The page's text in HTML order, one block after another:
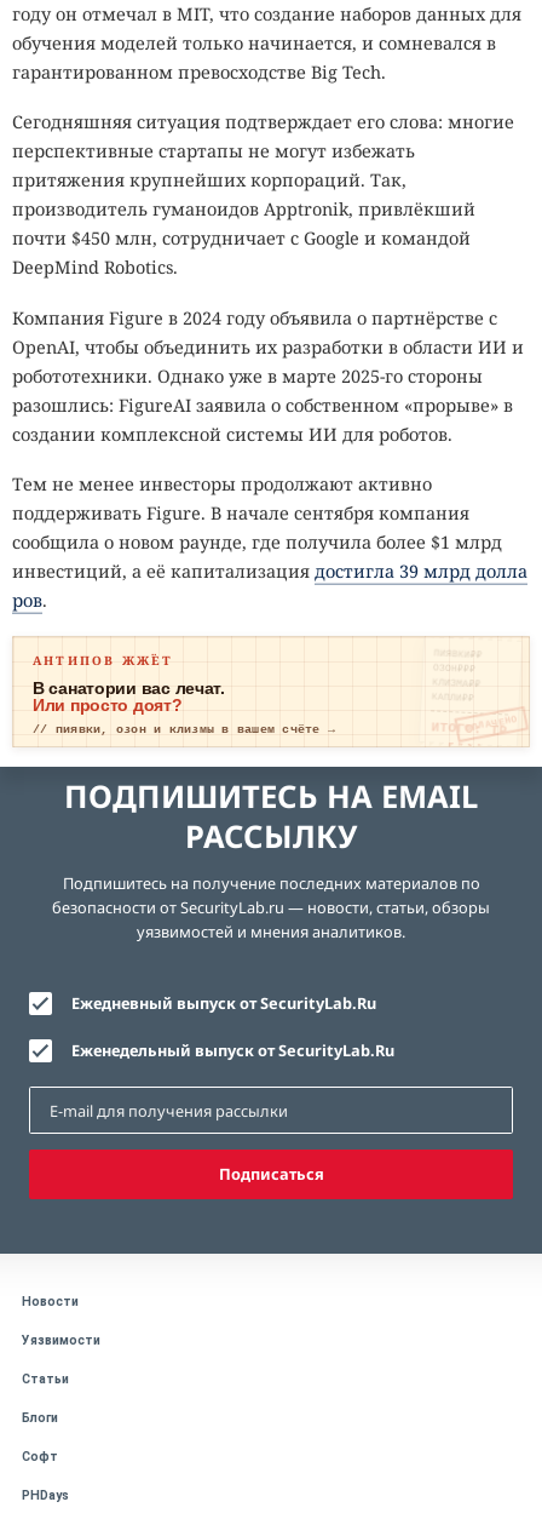
году он отмечал в MIT, что создание наборов данных для
обучения моделей только начинается, и сомневался в
гарантированном превосходстве Big Tech.
Сегодняшняя ситуация подтверждает его слова: многие
перспективные стартапы не могут избежать
притяжения крупнейших корпораций. Так,
производитель гуманоидов Apptronik, привлёкший
почти $450 млн, сотрудничает с Google и командой
DeepMind Robotics.
Компания Figure в 2024 году объявила о партнёрстве с
OpenAI, чтобы объединить их разработки в области ИИ и
робототехники. Однако уже в марте 2025-го стороны
разошлись: FigureAI заявила о собственном «прорыве» в
создании комплексной системы ИИ для роботов.
Тем не менее инвесторы продолжают активно
поддерживать Figure. В начале сентября компания
сообщила о новом раунде, где получила более $1 млрд
инвестиций, а её капитализация достигла 39 млрд долла
ров.
ПИЯВКИ₽₽
ОЗОН₽₽₽
КЛИЗМА₽₽
КАПЛИ₽₽
ИТОГО: ТР
ЕВОГА
ОПЛАЧЕНО
АНТИПОВ ЖЖЁТ
В санатории вас лечат.
Или просто доят?
// пиявки, озон и клизмы в вашем счёте →
ПОДПИШИТЕСЬ НА EMAIL
РАССЫЛКУ
Подпишитесь на получение последних материалов по
безопасности от SecurityLab.ru — новости, статьи, обзоры
уязвимостей и мнения аналитиков.
Ежедневный выпуск от SecurityLab.Ru
Еженедельный выпуск от SecurityLab.Ru
Подписаться
Новости
Уязвимости
Статьи
Блоги
Софт
PHDays